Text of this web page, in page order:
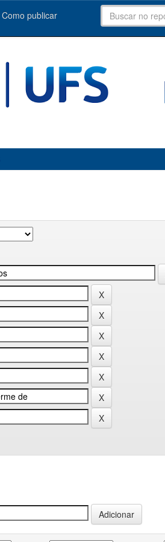
Como publicar